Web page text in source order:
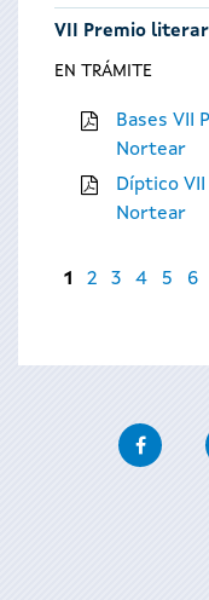
VII Premio
EN TRÁMITE
Bases VII
Nortear
Díptico
Nortear
Páxinas
1 2 3 4 5 6